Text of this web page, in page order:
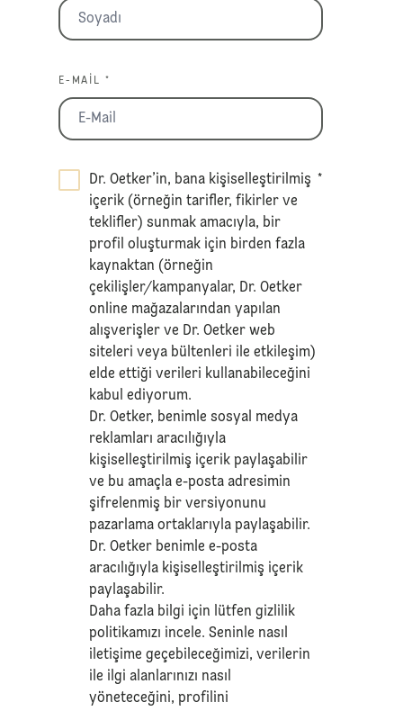
E-MAIL *
Dr. Oetker’in, bana kişiselleştirilmiş
içerik (örneğin tarifler, fikirler ve
teklifler) sunmak amacıyla, bir
profil oluşturmak için birden fazla
kaynaktan (örneğin
çekilişler/kampanyalar, Dr. Oetker
online mağazalarından yapılan
alışverişler ve Dr. Oetker web
siteleri veya bültenleri ile etkileşim)
elde ettiği verileri kullanabileceğini
kabul ediyorum.
Dr. Oetker, benimle sosyal medya
reklamları aracılığıyla
kişiselleştirilmiş içerik paylaşabilir
ve bu amaçla e-posta adresimin
şifrelenmiş bir versiyonunu
pazarlama ortaklarıyla paylaşabilir.
Dr. Oetker benimle e-posta
aracılığıyla kişiselleştirilmiş içerik
paylaşabilir.
Daha fazla bilgi için lütfengizlilik
politikamızı incele. Seninle nasıl
iletişime geçebileceğimizi, verilerin
ile ilgi alanlarınızı nasıl
yöneteceğini, profilini
*